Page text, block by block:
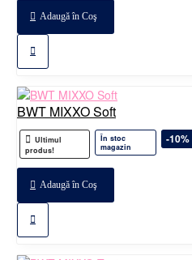
Adaugă în Coş
BWT MIXXO Soft
Ultimul
produs!
În stoc
magazin
-10%
Adaugă în Coş